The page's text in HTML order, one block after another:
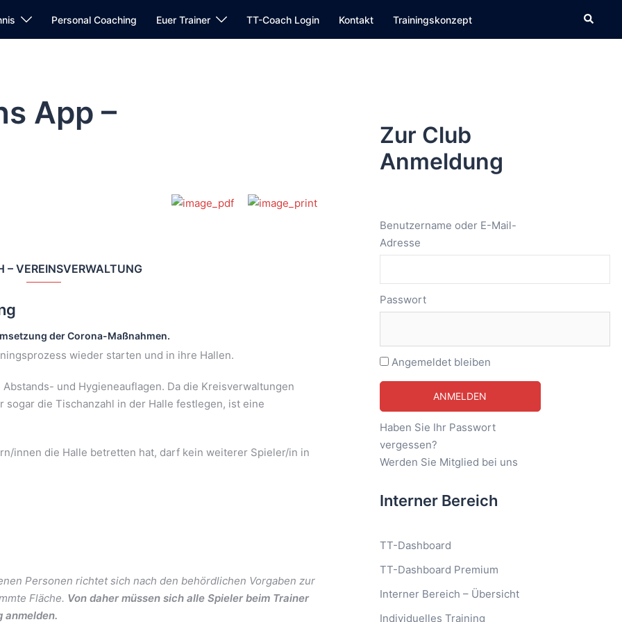
Personal Coaching Euer Trainer TT-Coach Login Kontakt Trainingskonzept Suche
App –
– VEREINSVERWALTUNG
der Corona-Maßnahmen.
wieder starten und in ihre Hallen.
und Hygieneauflagen. Da die Kreisverwaltungen
die Tischanzahl in der Halle festlegen, ist eine
innen die Halle betretten hat, darf kein weiterer Spieler/in in
Personen richtet sich nach den behördlichen Vorgaben zur
Fläche. Von daher müssen sich alle Spieler beim Trainer
anmelden.
Zur Club
Anmeldung
Benutzername oder E-Mail-
Adresse
Passwort
Angemeldet bleiben
Haben Sie Ihr Passwort
vergessen?
Werden Sie Mitglied bei uns
Interner Bereich
TT-Dashboard
TT-Dashboard Premium
Interner Bereich – Übersicht
Individuelles Training